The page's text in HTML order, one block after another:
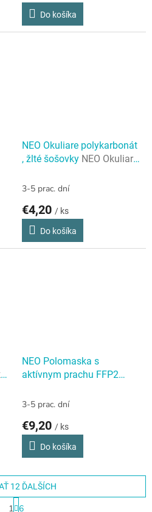
Do košíka
NEO Okuliare polykarbonát
, žlté šošovky NEO Okuliare
3-5 prac. dní
€4,20 / ks
Do košíka
NEO Polomaska s
aktívnym prachu FFP2
Polomaska s aktívnym
ventilom
3-5 prac. dní
€9,20 / ks
Do košíka
12 ĎALŠÍCH
1 6